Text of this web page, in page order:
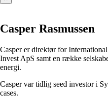
Casper Rasmussen
Casper er direktør for
Invest ApS samt en række
energi.
Casper var tidlig seed investor i
cases.